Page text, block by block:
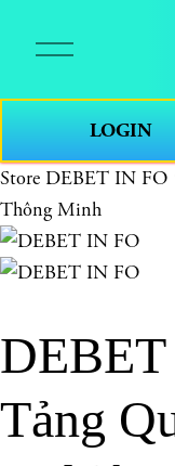
O
e
e
n
u
LOGIN
Store DEBET IN FO
Thông Minh
Tảng